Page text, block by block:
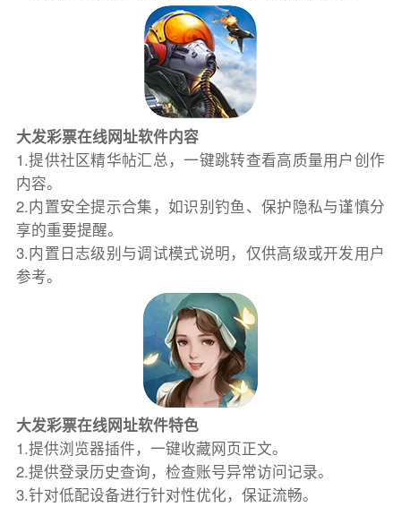
大发彩票在线网址软件内容
1.提供社区精华帖汇总，一键跳转查看高质量用户创作
内容。
2.内置安全提示合集，如识别钓鱼、保护隐私与谨慎分
享的重要提醒。
3.内置日志级别与调试模式说明，仅供高级或开发用户
参考。
大发彩票在线网址软件特色
1.提供浏览器插件，一键收藏网页正文。
2.提供登录历史查询，检查账号异常访问记录。
3.针对低配设备进行针对性优化，保证流畅。